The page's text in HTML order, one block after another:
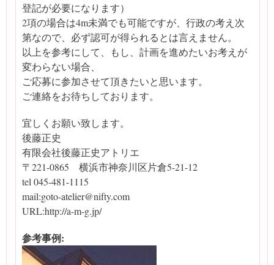
登記が必要になります）
2項の場合は4m未満でも可能ですが、行政の考え次
第なので、必ず認可が得られるとは言えません。
以上を参考にして、もし、計画を進めたいお考えが
変わらない場合、
ご応募に参加させて頂きたいと思います。
ご連絡をお待ちしております。
宜しくお願い致します。
後藤正史
有限会社後藤正史アトリエ
〒221-0865 横浜市神奈川区片倉5-21-12
tel 045-481-1115
mail:goto-atelier@nifty.com
URL:http://a-m-g.jp/
参考事例: